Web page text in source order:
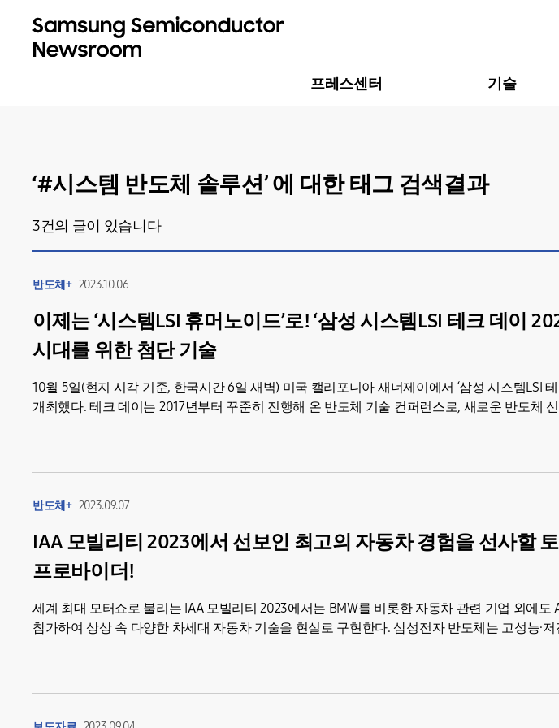
프레스센터 기술
‘#시스템 반도체 솔루션’ 에 대한 태그 검색결과
3건의 글이 있습니다
반도체+ 2023.10.06
이제는 ‘시스템LSI 휴머노이드’로! ‘삼성 시스템LSI 테크 데이
시대를 위한 첨단 기술
10월 5일(현지 시각 기준, 한국시간 6일 새벽) 미국 캘리포니아 새너제이에서 ‘삼성 시스템LSI
개최했다. 테크 데이는 2017년부터 꾸준히 진행해 온 반도체 기술 컨퍼런스로, 새로운 반도체
반도체+ 2023.09.07
IAA 모빌리티 2023에서 선보인 최고의 자동차 경험을 선사할
프로바이더!
세계 최대 모터쇼로 불리는 IAA 모빌리티 2023에서는 BMW를 비롯한 자동차 관련 기업 외에도
참가하여 상상 속 다양한 차세대 자동차 기술을 현실로 구현한다. 삼성전자 반도체는 고성능·